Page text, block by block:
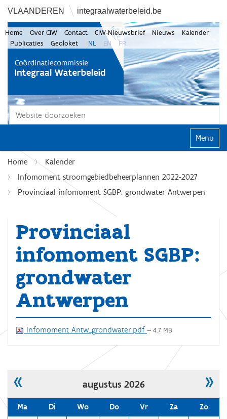
VLAANDEREN integraalwaterbeleid.be
Zoek
Home Over CIW Contact CIW-Nieuwsbrief Nieuws
Kalender
Publicaties
Geoloket NL EN FR
Klap
Home
Kalender
Infomoment stroomgebiedbeheerplannen 2022-2027
Provinciaal infomoment SGBP: grondwater Antwerpen
Provinciaal
infomoment SGBP:
grondwater
Antwerpen
Infomoment Antw_grondwater.pdf — 4.7 MB
« augustus 2026 »
Ma Di Wo Do Vr Za
Zo